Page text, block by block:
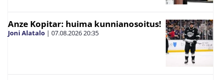
Anze Kopitar: huima kunnianosoitus!
Joni Alatalo | 07.08.202620:35